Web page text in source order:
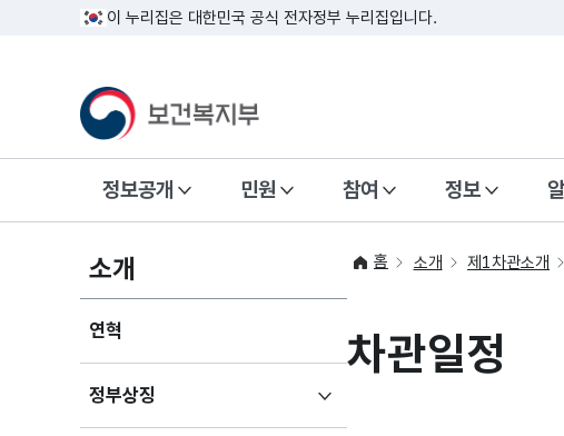
이 누리집은 대한민국 공식 전자정부 누리집입니다.
정보공개 민원 참여 정보
소개
연혁
정부상징
펼치기
홈 소개 제1차관소개
차관일정